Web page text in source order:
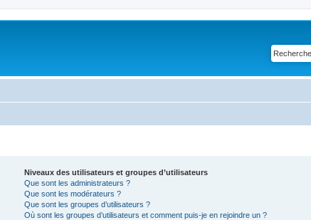
Niveaux des utilisateurs et groupes d’utilisateurs
Que sont les administrateurs ?
Que sont les modérateurs ?
Que sont les groupes d’utilisateurs ?
Où sont les groupes d’utilisateurs et comment puis-je en rejoindre un ?